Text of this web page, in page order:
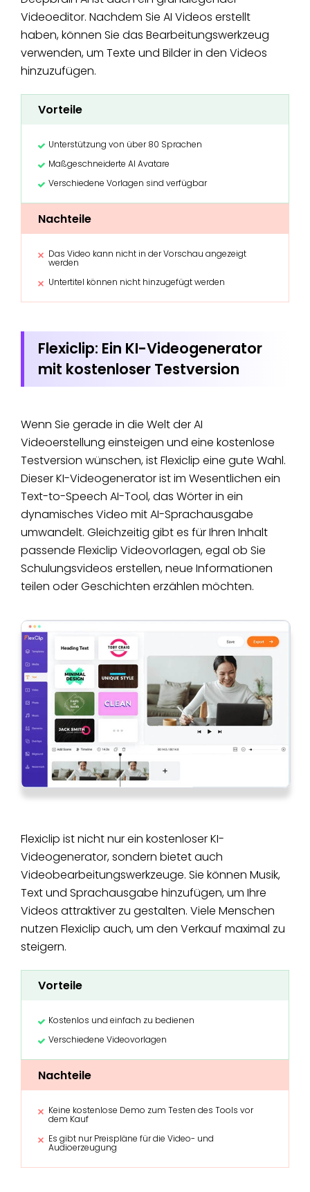
Videoeditor. Nachdem Sie AI Videos erstellt
haben, können Sie das Bearbeitungswerkzeug
verwenden, um Texte und Bilder in den Videos
hinzuzufügen.
Vorteile
Unterstützung von über 80 Sprachen
Maßgeschneiderte AI Avatare
Verschiedene Vorlagen sind verfügbar
Nachteile
Das Video kann nicht in der Vorschau angezeigt
werden
Untertitel können nicht hinzugefügt werden
Flexiclip: Ein KI-Videogenerator
mit kostenloser Testversion
Wenn Sie gerade in die Welt der AI
Videoerstellung einsteigen und eine kostenlose
Testversion wünschen, ist Flexiclip eine gute Wahl.
Dieser KI-Videogenerator ist im Wesentlichen ein
Text-to-Speech AI-Tool, das Wörter in ein
dynamisches Video mit AI-Sprachausgabe
umwandelt. Gleichzeitig gibt es für Ihren Inhalt
passende Flexiclip Videovorlagen, egal ob Sie
Schulungsvideos erstellen, neue Informationen
teilen oder Geschichten erzählen möchten.
Flexiclip ist nicht nur ein kostenloser KI-
Videogenerator, sondern bietet auch
Videobearbeitungswerkzeuge. Sie können Musik,
Text und Sprachausgabe hinzufügen, um Ihre
Videos attraktiver zu gestalten. Viele Menschen
nutzen Flexiclip auch, um den Verkauf maximal zu
steigern.
Vorteile
Kostenlos und einfach zu bedienen
Verschiedene Videovorlagen
Nachteile
Keine kostenlose Demo zum Testen des Tools vor
dem Kauf
Es gibt nur Preispläne für die Video- und
Audioerzeugung